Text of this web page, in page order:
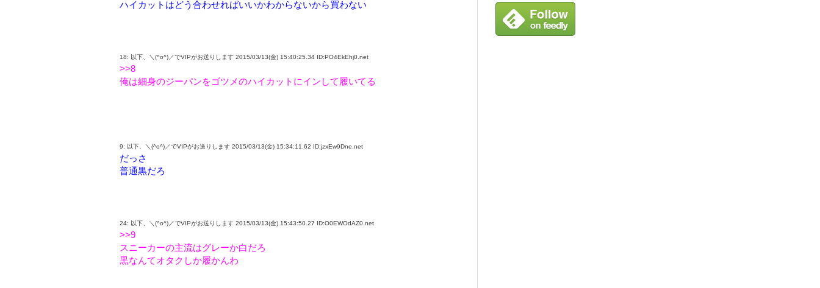
ハイカットはどう合わせればいいかわからないから買わない
18: 以下、＼(^o^)／でVIPがお送りします 2015/03/13(金) 15:40:25.34 ID:PO4EkEhj0.net
>>8
俺は細身のジーパンをゴツメのハイカットにインして履いてる
9: 以下、＼(^o^)／でVIPがお送りします 2015/03/13(金) 15:34:11.62 ID:jzxEw9Dne.net
だっさ
普通黒だろ
24: 以下、＼(^o^)／でVIPがお送りします 2015/03/13(金) 15:43:50.27 ID:O0EWOdAZ0.net
>>9
スニーカーの主流はグレーか白だろ
黒なんてオタクしか履かんわ